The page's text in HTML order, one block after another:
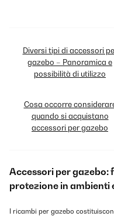
Diversi tipi di accessori
gazebo – Panoramica e
possibilità di utilizzo
Cosa occorre
quando si acquistano
accessori per gazebo
Accessori per
protezione in ambienti
I ricambi per gazebo